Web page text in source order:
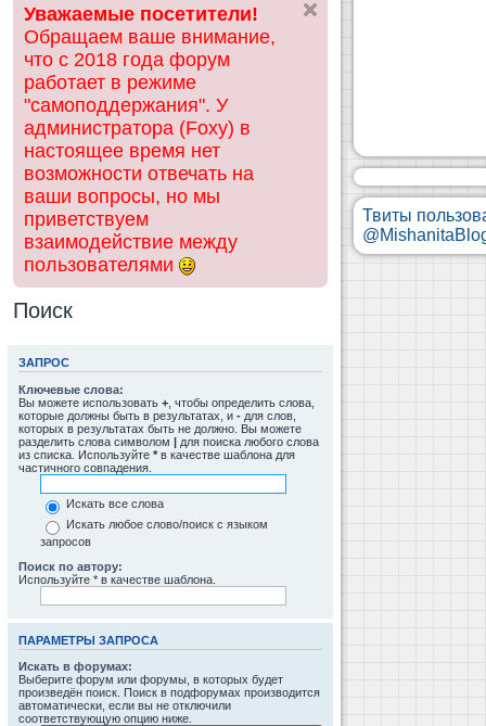
Уважаемые посетители!
Обращаем ваше внимание,
что с 2018 года форум
работает в режиме
"самоподдержания". У
администратора (Foxy) в
настоящее время нет
возможности отвечать на
ваши вопросы, но мы
приветствуем
взаимодействие между
пользователями
Поиск
ЗАПРОС
Ключевые слова:
Вы можете использовать + , чтобы определить слова,
которые должны быть в результатах, и - для слов,
которых в результатах быть не должно. Вы можете
разделить слова символом | для поиска любого слова
из списка. Используйте * в качестве шаблона для
частичного совпадения.
Искать все слова
Искать любое слово/поиск с языком
запросов
Поиск по автору:
Используйте * в качестве шаблона.
ПАРАМЕТРЫ ЗАПРОСА
Искать в форумах:
Выберите форум или форумы, в которых будет
произведён поиск. Поиск в подфорумах производится
автоматически, если вы не отключили
соответствующую опцию ниже.
Твиты